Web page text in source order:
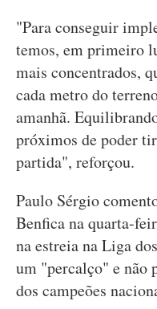
"Para conseguir
temos, em primeiro
mais concentrados,
cada metro do
amanhã.
próximos de poder
partida", reforçou.
Paulo Sérgio
Benfica na quarta-
na estreia na Liga
um "percalço" e não
dos campeões